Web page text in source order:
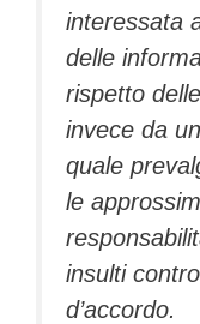
interessata
delle
rispetto
invece da
quale
le
insulti
d’accordo.